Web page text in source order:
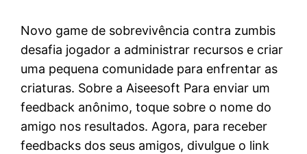
Novo game de sobrevivência contra zumbis
desafia jogador a administrar recursos e criar
uma pequena comunidade para enfrentar as
criaturas. Sobre a Aiseesoft Para enviar um
feedback anônimo, toque sobre o nome do
amigo nos resultados. Agora, para receber
feedbacks dos seus amigos, divulgue o link